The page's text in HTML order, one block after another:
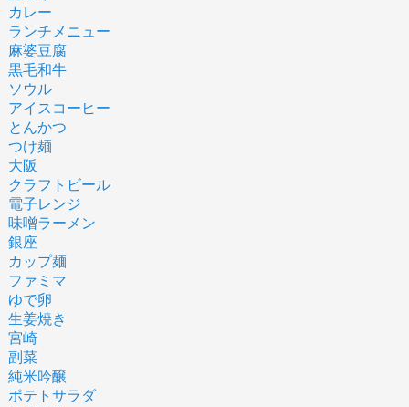
カレー
ランチメニュー
麻婆豆腐
黒毛和牛
ソウル
アイスコーヒー
とんかつ
つけ麺
大阪
クラフトビール
電子レンジ
味噌ラーメン
銀座
カップ麺
ファミマ
ゆで卵
生姜焼き
宮崎
副菜
純米吟醸
ポテトサラダ